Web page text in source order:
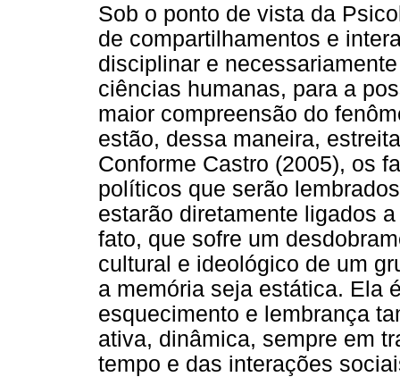
Sob o ponto de vista da
de compartilhamentos e
disciplinar e
ciências humanas, para a
maior compreensão do
estão, dessa maneira,
Conforme Castro (2005), os
políticos que serão
estarão diretamente ligados
fato, que sofre um
cultural e ideológico de um
a memória seja estática. Ela
esquecimento e lembrança
ativa, dinâmica, sempre em
tempo e das interações